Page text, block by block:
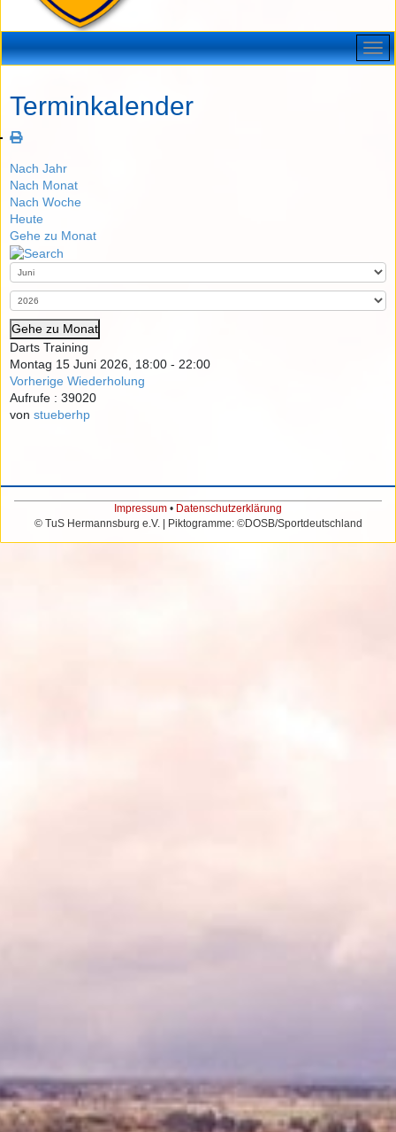
Terminkalender
Nach Jahr
Nach Monat
Nach Woche
Heute
Gehe zu Monat
Gehe zu Monat
Darts Training
Montag 15 Juni 2026, 18:00 - 22:00
Vorherige Wiederholung
Aufrufe : 39020
von stueberhp
Impressum • Datenschutzerklärung
© TuS Hermannsburg e.V. | Piktogramme: ©DOSB/Sportdeutschland